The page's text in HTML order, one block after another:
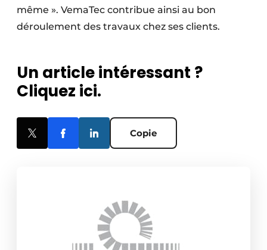
même ». VemaTec contribue ainsi au bon
déroulement des travaux chez ses clients.
Un article intéressant ?
Cliquez ici.
Copie